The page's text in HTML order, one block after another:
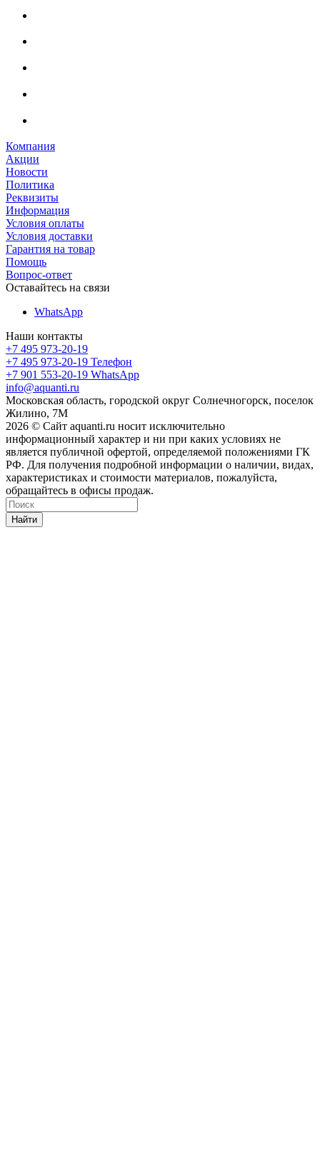
Компания
Акции
Новости
Политика
Реквизиты
Информация
Условия оплаты
Условия доставки
Гарантия на товар
Помощь
Вопрос-ответ
Оставайтесь на связи
WhatsApp
Наши контакты
+7 495 973-20-19
+7 495 973-20-19 Телефон
+7 901 553-20-19 WhatsApp
info@aquanti.ru
Московская область, городской округ Солнечногорск, поселок
Жилино, 7М
2026 © Сайт aquanti.ru носит исключительно
информационный характер и ни при каких условиях не
является публичной офертой, определяемой положениями ГК
РФ. Для получения подробной информации о наличии, видах,
характеристиках и стоимости материалов, пожалуйста,
обращайтесь в офисы продаж.
Найти